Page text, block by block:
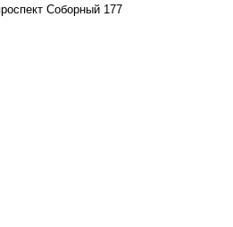
Соборный 177